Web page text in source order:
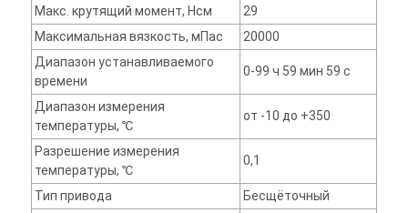
Макс. крутящий момент, Нсм
29
Максимальная вязкость, мПас
20000
Диапазон устанавливаемого
времени
0-99 ч 59 мин 59 с
Диапазон измерения
температуры, ℃
от -10 до +350
Разрешение измерения
температуры, ℃
0,1
Тип привода
Бесщёточный